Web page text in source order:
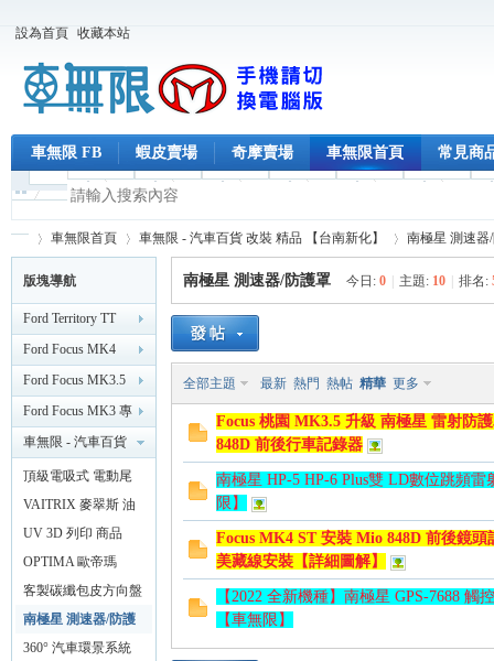
設為首頁 收藏本站
車無限 FB 蝦皮賣場 奇摩賣場 車無限首頁 常見商
車 »
車無限首頁
›
車無限 - 汽車百貨 改裝 精品 【台南新化】 南極星 測速器
版塊導航
Ford Territory TT
Ford Focus MK4
MK4.5 專區
（2019/2 後）
Ford Focus MK3.5
專區 （2015/11 後）
Ford Focus MK3 專
區 （2014）
車無限 - 汽車百貨
改裝 精品 【台南新
化】
頂級電吸式 電動尾
門
VAITRIX 麥翠斯 油
門優化控制器
UV 3D 列印 商品
OPTIMA 歐帝瑪
AMG 最強汽車電池
客製碳纖包皮方向盤
【車無限】
南極星 測速器/防護
罩
360° 汽車環景系統
南極星 測速器/防護罩 今日: 0 主題: 10 排名:
全部主題 最新 熱門 熱帖 精華 更多
Focus 桃園 MK3.5 升級 南極星 雷射防
848D 前後行車記錄器
南極星 HP-5 HP-6 Plus雙 LD數位跳頻
限】
Focus MK4 ST 安裝 Mio 848D 前後鏡
美藏線安裝【詳細圖解】
【2022 全新機種】南極星 GPS-7688
【車無限】